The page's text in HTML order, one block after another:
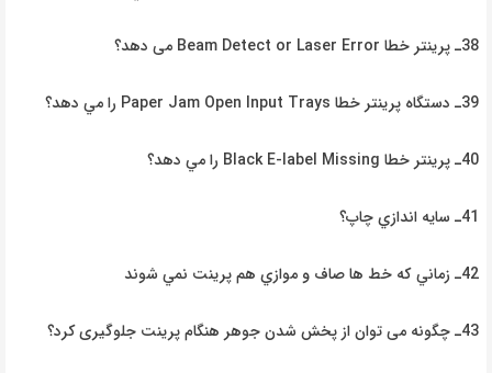
38ـ پرينتر خطا Beam Detect or Laser Error می دهد؟
39ـ دستگاه پرينتر خطا Paper Jam Open Input Trays را مي دهد؟
40ـ پرينتر خطا Black E-label Missing را مي دهد؟
41ـ سايه اندازيچاپ؟
42ـ زماني كه خط ها صاف و موازي هم پرينت نمي شوند
43ـ چگونه می‌ توان از پخش شدن جوهر هنگام پرینت جلوگیری کرد؟